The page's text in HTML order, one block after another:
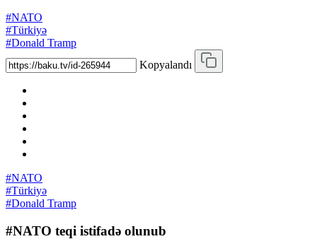
#NATO
#Türkiyə
#Donald Tramp
Kopyalandı
#NATO
#Türkiyə
#Donald Tramp
#NATO teqi istifadə olunub